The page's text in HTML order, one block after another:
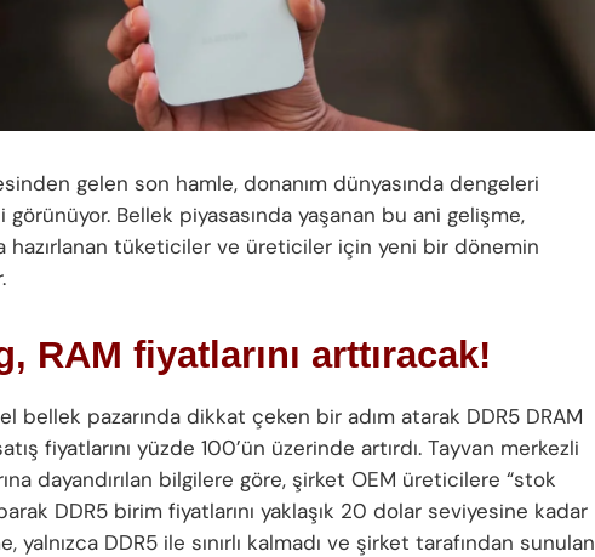
gelen son hamle, donanım dünyasında dengeleri
Bellek piyasasında yaşanan bu ani gelişme,
hazırlanan tüketiciler ve üreticiler için yeni bir dönemin
RAM fiyatlarını arttıracak!
bellek pazarında dikkat çeken bir adım atarak DDR5 DRAM
fiyatlarını yüzde 100’ün üzerinde artırdı. Tayvan merkezli
dayandırılan bilgilere göre, şirket OEM üreticilere “stok
DDR5 birim fiyatlarını yaklaşık 20 dolar seviyesine kadar
yalnızca DDR5 ile sınırlı kalmadı ve şirket tarafından sunulan